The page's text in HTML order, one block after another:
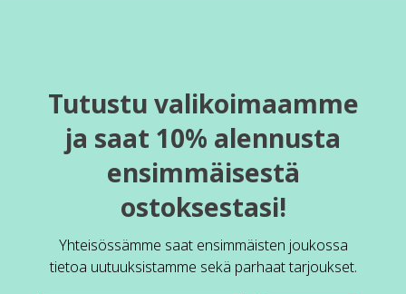
Tutustu valikoimaamme
ja saat 10% alennusta
ensimmäisestä
ostoksestasi!
Yhteisössämme saat ensimmäisten joukossa
tietoa uutuuksistamme sekä parhaat tarjoukset.